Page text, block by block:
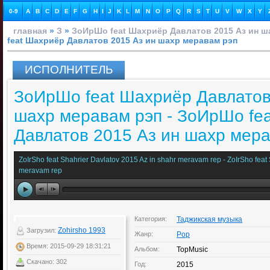
0-9 A B C D E F G H I J K L M N O P Q R S T U V W X Y
главная » З » ЗоИрШо feat Шахриёр Давлатов 2015 Аз ин
feat Шахриёр Давлатов 2015 Аз ин шахр меравам рэп
ИСПОЛНИТЕЛЬ
ЗоИрШо feat Шахриёр
шахр меравам рэп - ЗоИрШо
Давлатов 2015 Аз ин шахр
ZoIrSho feat Shahrier Davlatov 2015 Az in shahr meravam rep - ZoIrSho
meravam rep
Загрузил: Zohirsho 1993
Время: 2015-09-29 18:31:21
Скачано: 302
Категория: Таджикская музыка
Жанр: Pop
Альбом: TopMusic
Год: 2015